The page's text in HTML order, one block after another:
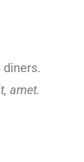
diners.
amet.